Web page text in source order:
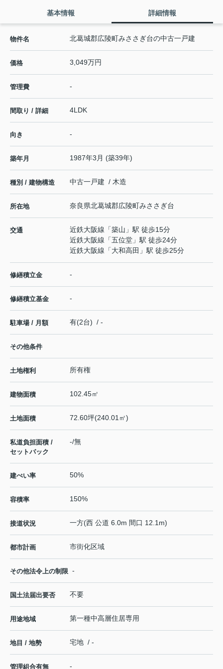
基本情報 詳細情報
物件名 北葛城郡広陵町みささぎ台の中古一戸建
価格 3,049万円
管理費 -
間取り / 詳細 4LDK
向き -
築年月 1987年3月 (築39年)
種別 / 建物構造 中古一戸建 / 木造
所在地 奈良県北葛城郡広陵町みささぎ台
交通 近鉄大阪線 「築山 」駅 徒歩15分
近鉄大阪線 「五位堂 」駅 徒歩24分
近鉄大阪線 「大和高田 」駅 徒歩25分
修繕積立金 -
修繕積立基金 -
駐車場 / 月額 有(2台) / -
その他条件
土地権利 所有権
建物面積 102.45㎡
土地面積 72.60坪(240.01㎡)
私道負担面積 /
セットバック
-/無
建ぺい率 50%
容積率 150%
接道状況 一方(西 公道 6.0m 間口 12.1m)
都市計画 市街化区域
その他法令上の制限 -
国土法届出要否 不要
用途地域 第一種中高層住居専用
地目 / 地勢 宅地 / -
管理組合有無 -